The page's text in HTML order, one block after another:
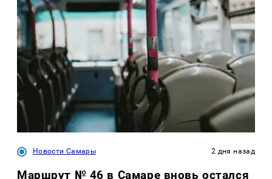
Новости Самары 2 дня назад
Маршрут № 46 в Самаре вновь остался